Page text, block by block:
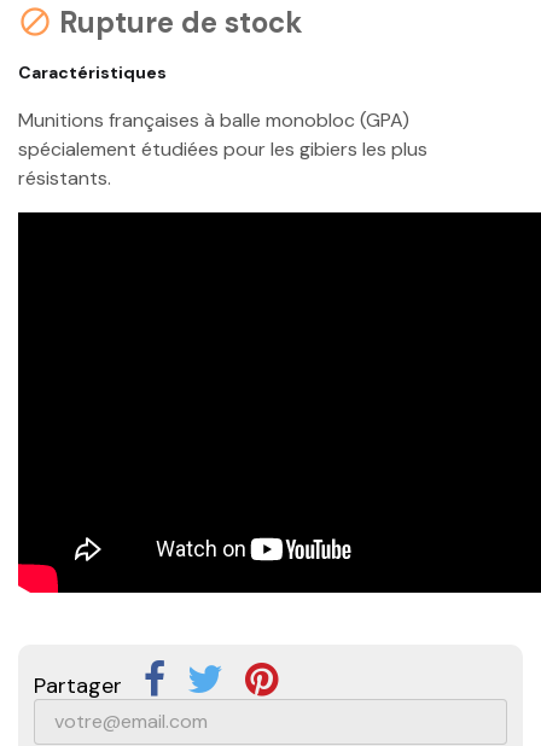
 Rupture de stock
Caractéristiques
Munitions françaises à balle monobloc (GPA)
spécialement étudiées pour les gibiers les plus
résistants.
Partager